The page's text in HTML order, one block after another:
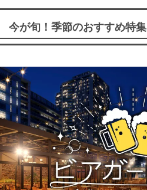
今が旬！季節のおすすめ特集